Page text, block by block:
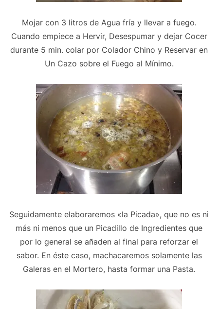
Mojar con 3 litros de Agua fría y llevar a fuego.
Cuando empiece a Hervir, Desespumar y dejar Cocer
durante 5 min. colar por Colador Chino y Reservar en
Un Cazo sobre el Fuego al Mínimo.
Seguidamente elaboraremos «la Picada», que no es ni
más ni menos que un Picadillo de Ingredientes que
por lo general se añaden al final para reforzar el
sabor. En éste caso, machacaremos solamente las
Galeras en el Mortero, hasta formar una Pasta.